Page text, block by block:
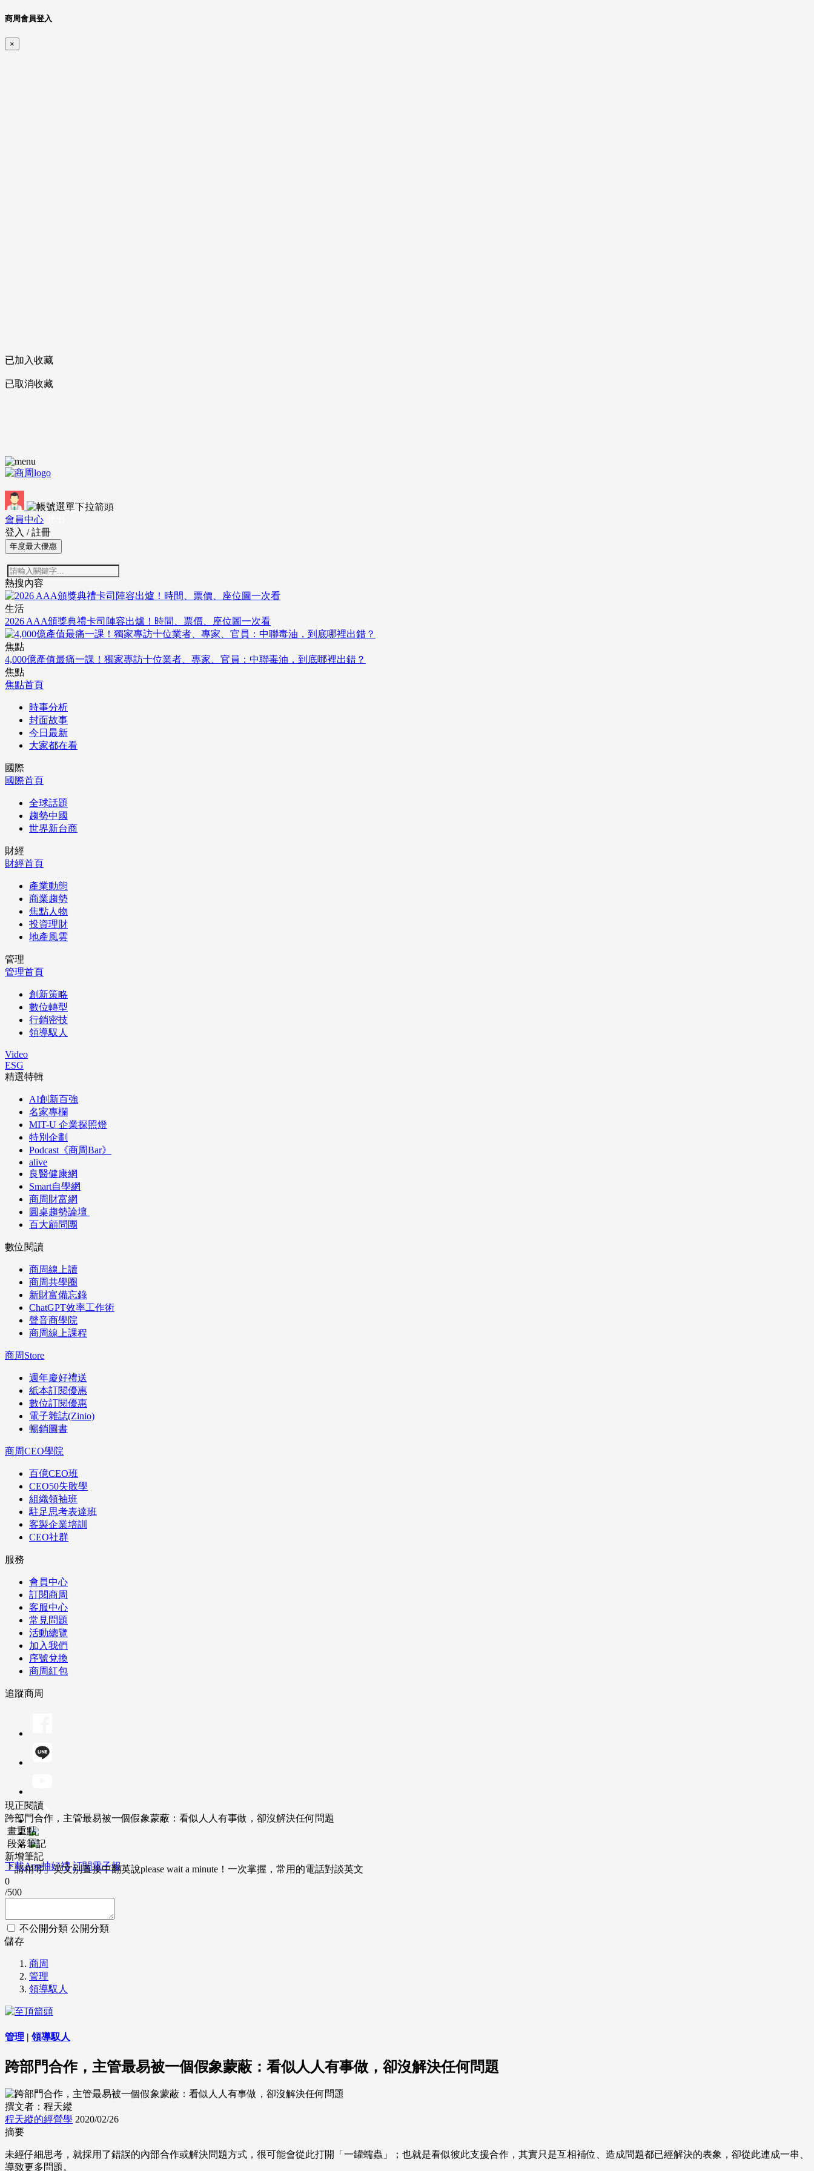
商周會員登入
×
已加入收藏
已取消收藏
會員中心
登入 / 註冊
年度最大優惠
熱搜內容
生活
2026 AAA頒獎典禮卡司陣容出爐！時間、票價、座位圖一次看
焦點
4,000億產值最痛一課！獨家專訪十位業者、專家、官員：中聯毒油，到底哪裡出錯？
焦點
焦點首頁
時事分析
封面故事
今日最新
大家都在看
國際
國際首頁
全球話題
趨勢中國
世界新台商
財經
財經首頁
產業動態
商業趨勢
焦點人物
投資理財
地產風雲
管理
管理首頁
創新策略
數位轉型
行銷密技
領導馭人
Video
ESG
精選特輯
AI創新百強
名家專欄
MIT-U 企業探照燈
特別企劃
Podcast《商周Bar》
alive
良醫健康網
Smart自學網
商周財富網
圓桌趨勢論壇
百大顧問團
數位閱讀
商周線上讀
商周共學圈
新財富備忘錄
ChatGPT效率工作術
聲音商學院
商周線上課程
商周Store
週年慶好禮送
紙本訂閱優惠
數位訂閱優惠
電子雜誌(Zinio)
暢銷圖書
商周CEO學院
百億CEO班
CEO50失敗學
組織領袖班
駐足思考表達班
客製企業培訓
CEO社群
服務
會員中心
訂閱商周
客服中心
常見問題
活動總覽
加入我們
序號兌換
商周紅包
追蹤商周
下載App抽好禮 訂閱電子報
現正閱讀
跨部門合作，主管最易被一個假象蒙蔽：看似人人有事做，卻沒解決任何問題
畫重點
段落筆記
新增筆記
「請稍等」英文別直接中翻英說please wait a minute！一次掌握，常用的電話對談英文
0
/500
不公開分類 公開分類
儲存
商周
管理
領導馭人
管理 | 領導馭人
跨部門合作，主管最易被一個假象蒙蔽：看似人人有事做，卻沒解決任何問題
撰文者：程天縱
程天縱的經營學 2020/02/26
摘要
未經仔細思考，就採用了錯誤的內部合作或解決問題方式，很可能會從此打開「一罐蠕蟲」；也就是看似彼此支援合作，其實只是互相補位、造成問題都已經解決的表象，卻從此連成一串、
導致更多問題。